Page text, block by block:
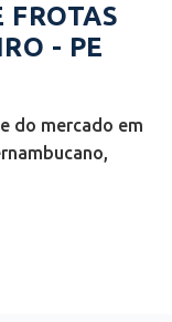
FROTAS
- PE
do mercado em